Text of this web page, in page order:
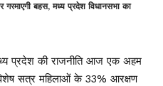
बहस, मध्य प्रदेश विधानसभा का
प्रदेश की राजनीति आज एक अहम
सत्र महिलाओं के 33% आरक्षण